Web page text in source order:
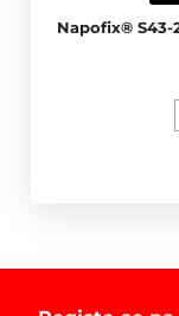
Napofix® S43-